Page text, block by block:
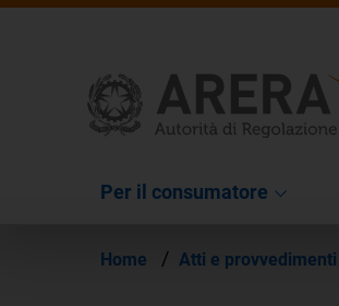
Per il consumatore
Home / Atti e provvedimenti